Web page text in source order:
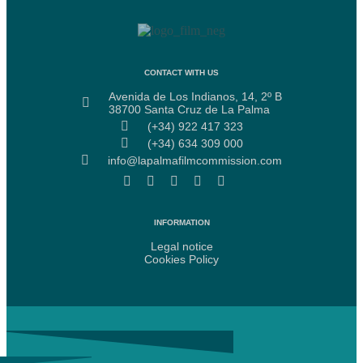
CONTACT WITH US
Avenida de Los Indianos, 14, 2º B
38700 Santa Cruz de La Palma
(+34) 922 417 323
(+34) 634 309 000
info@lapalmafilmcommission.com
INFORMATION
Legal notice
Cookies Policy